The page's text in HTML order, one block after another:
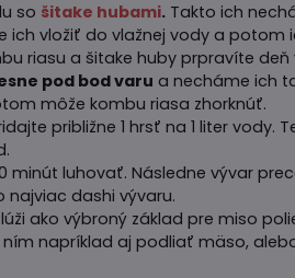
so šitake hubami.Takto ich
ich vložiť do vlažnej vody a potom
riasu a šitake huby prpravíte deň
pod bod varu a necháme ich
môže kombu riasa zhorknúť.
približne 1 hrsť na 1 liter vody.
luhovať. Následne vývar
dashi vývaru.
ako výbroný základ pre miso
napríklad aj podliať mäso,